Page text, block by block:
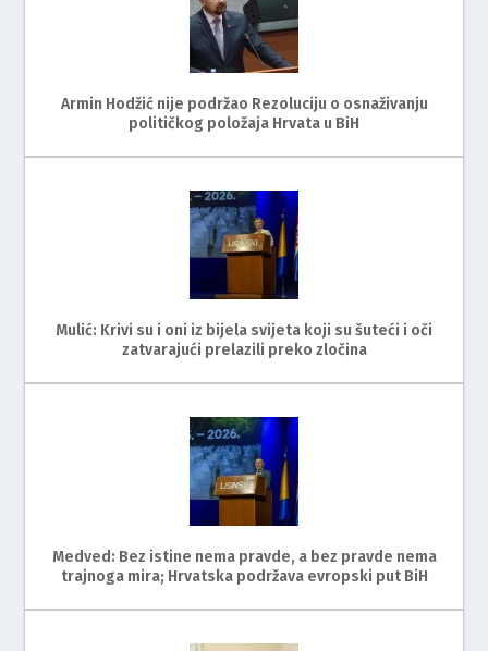
Armin Hodžić nije podržao Rezoluciju o osnaživanju
političkog položaja Hrvata u BiH
Mulić: Krivi su i oni iz bijela svijeta koji su šuteći i oči
zatvarajući prelazili preko zločina
Medved: Bez istine nema pravde, a bez pravde nema
trajnoga mira; Hrvatska podržava evropski put BiH